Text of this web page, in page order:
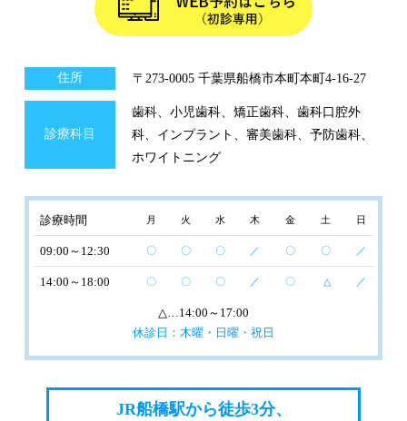
住所 〒273-0005 千葉県船橋市本町本町4-16-27
診療科目
歯科、小児歯科、矯正歯科、歯科口腔外
科、インプラント、審美歯科、予防歯科、
ホワイトニング
診療時間 月 火 水 木 金 土 日
09:00～12:30 〇 〇 〇 ／ 〇 〇 ／
14:00～18:00 〇 〇 〇 ／ 〇 △ ／
△ …14:00～17:00
休診日：木曜・日曜・祝日
JR船橋駅から徒歩3分、